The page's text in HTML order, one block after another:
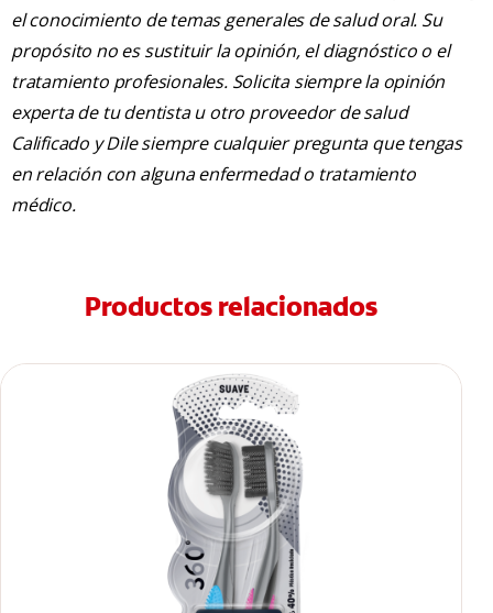
el conocimiento de temas generales de salud oral. Su
propósito no es sustituir la opinión, el diagnóstico o el
tratamiento profesionales. Solicita siempre la opinión
experta de tu dentista u otro proveedor de salud
Calificado y Dile siempre cualquier pregunta que tengas
en relación con alguna enfermedad o tratamiento
médico.
Productos relacionados